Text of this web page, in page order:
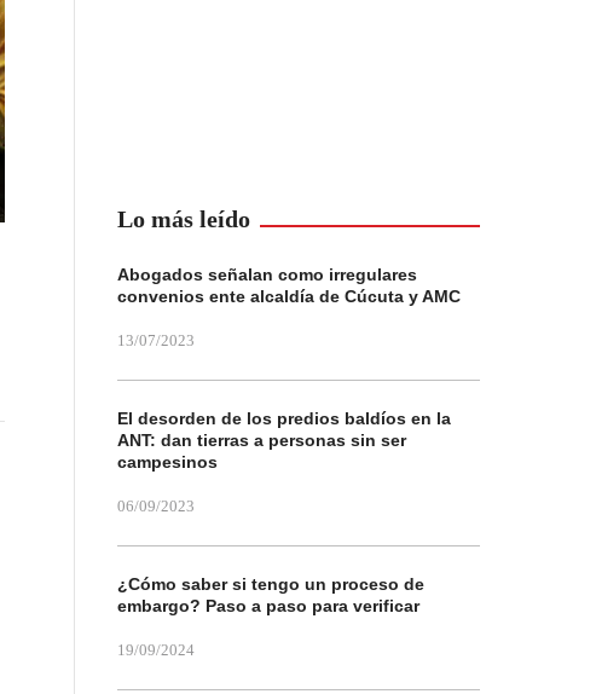
Lo más leído
Abogados señalan como irregulares
convenios ente alcaldía de Cúcuta y AMC
13/07/2023
El desorden de los predios baldíos en la
ANT: dan tierras a personas sin ser
campesinos
06/09/2023
¿Cómo saber si tengo un proceso de
embargo? Paso a paso para verificar
19/09/2024